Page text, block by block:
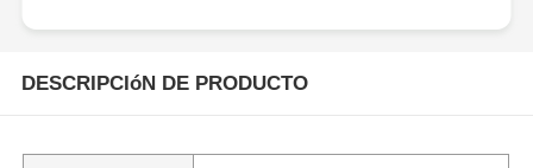
DESCRIPCIóN DE PRODUCTO